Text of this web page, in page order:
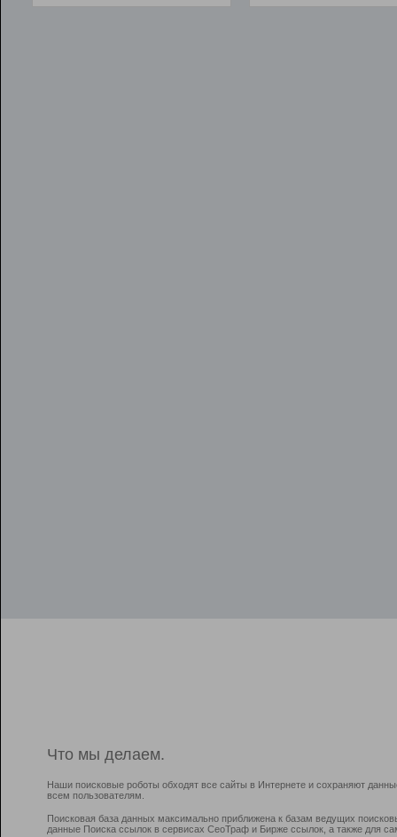
Что мы делаем.
Наши поисковые роботы обходят все сайты в Интернете и сохраняют
всем пользователям.
Поисковая база данных максимально приближена к базам ведущих
данные Поиска ссылок в сервисах СеоТраф и Бирже ссылок, а также для